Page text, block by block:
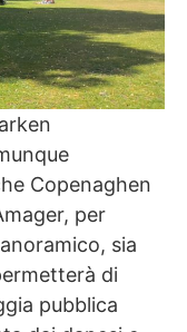
Copenaghen
per
sia
di
pubblica